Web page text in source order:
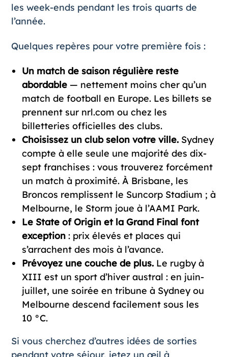
les week-ends pendant les trois quarts de
l’année.
Quelques repères pour votre première fois :
Un match de saison régulière reste
abordable— nettement moins cher qu’un
match de football en Europe. Les billets se
prennent sur nrl.com ou chez les
billetteries officielles des clubs.
Choisissez un club selon votre ville.Sydney
compte à elle seule une majorité des dix-
sept franchises : vous trouverez forcément
un match à proximité. À Brisbane, les
Broncos remplissent le Suncorp Stadium ; à
Melbourne, le Storm joue à l’AAMI Park.
Le State of Origin et la Grand Final font
exception: prix élevés et places qui
s’arrachent des mois à l’avance.
Prévoyez une couche de plus.Le rugby à
XIII est un sport d’hiver austral : en juin-
juillet, une soirée en tribune à Sydney ou
Melbourne descend facilement sous les
10 °C.
Si vous cherchez d’autres idées de sorties